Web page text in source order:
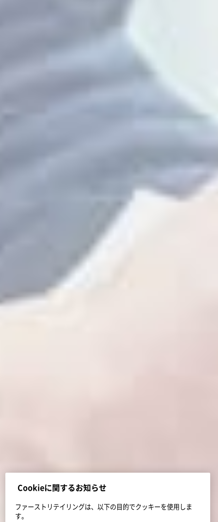
Cookieに関するお知らせ
ファーストリテイリングは、以下の目的でクッキーを使用しま
す。